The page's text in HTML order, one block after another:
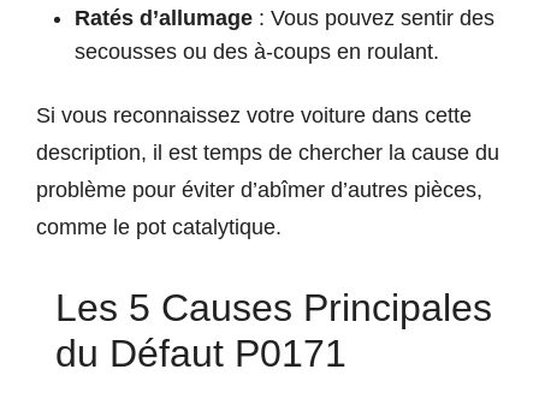
Ratés d’allumage : Vous pouvez sentir des
secousses ou des à-coups en roulant.
Si vous reconnaissez votre voiture dans cette
description, il est temps de chercher la cause du
problème pour éviter d’abîmer d’autres pièces,
comme le pot catalytique.
Les 5 Causes Principales
du Défaut P0171